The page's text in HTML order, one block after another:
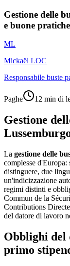
Gestione delle
e buone pratiche
ML
Mickaël LOC
Responsabile buste
Paghe 12 min di
Gestione
La gestione delle
complesse
distinguere, due
un'indicizzazione
regimi distinti e
Commun de la
Contributions
del datore di lavoro
Obblighi del
primo